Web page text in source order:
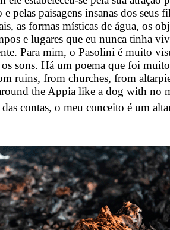
pelas paisagens insanas dos seus
as formas místicas de água, os
e lugares que eu nunca tinha
Para mim, o Pasolini é muito
os sons. Há um poema que foi
ruins, from churches, from
the Appia like a dog with no
contas, o meu conceito é um